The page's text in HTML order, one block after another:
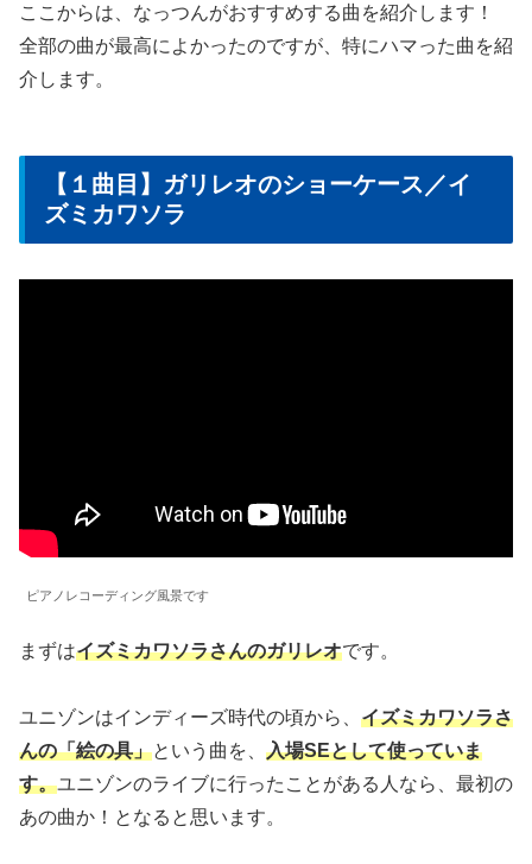
ここからは、なっつんがおすすめする曲を紹介します！
全部の曲が最高によかったのですが、特にハマった曲を紹
介します。
【１曲目】ガリレオのショーケース／イ
ズミカワソラ
ピアノレコーディング風景です
まずはイズミカワソラさんのガリレオです。
ユニゾンはインディーズ時代の頃から、 イズミカワソラさ
んの「絵の具」という曲を、 入場SEとして使っていま
す。ユニゾンのライブに行ったことがある人なら、最初の
あの曲か！となると思います。